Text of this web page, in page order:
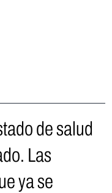
de salud
Las
ya se